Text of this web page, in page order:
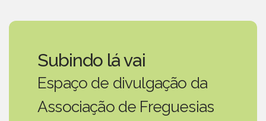
Subindo lá vai
Espaço de divulgação da
Associação de Freguesias